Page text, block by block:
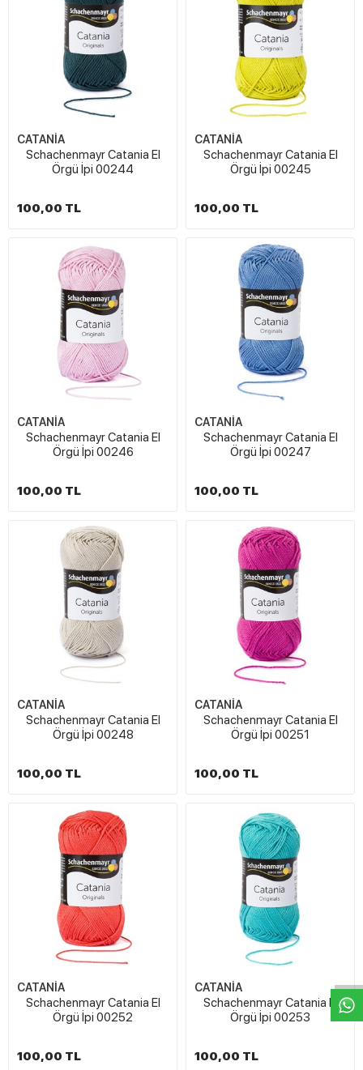
CATANİA
Schachenmayr Catania El
Örgü İpi 00244
100,00 TL
CATANİA
Schachenmayr Catania El
Örgü İpi 00245
100,00 TL
CATANİA
Schachenmayr Catania El
Örgü İpi 00246
100,00 TL
CATANİA
Schachenmayr Catania El
Örgü İpi 00247
100,00 TL
CATANİA
Schachenmayr Catania El
Örgü İpi 00248
100,00 TL
CATANİA
Schachenmayr Catania El
Örgü İpi 00251
100,00 TL
CATANİA
Schachenmayr Catania El
Örgü İpi 00252
100,00 TL
CATANİA
Schachenmayr Catania El
Örgü İpi 00253
100,00 TL